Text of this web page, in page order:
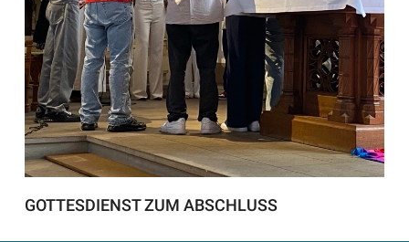
GOTTESDIENST ZUM ABSCHLUSS